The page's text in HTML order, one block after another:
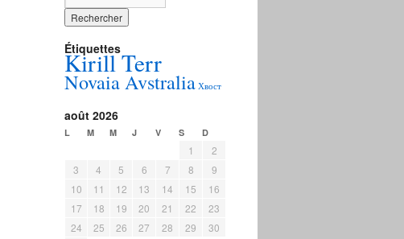
Étiquettes
Kirill Terr
Novaia Avstralia Хвост
août 2026
L M M J V S D
1
2
3
4 5 6 7 8
9
10
11 12 13 14 15
16
17
18 19 20 21 22
23
24
25 26 27 28 29
30